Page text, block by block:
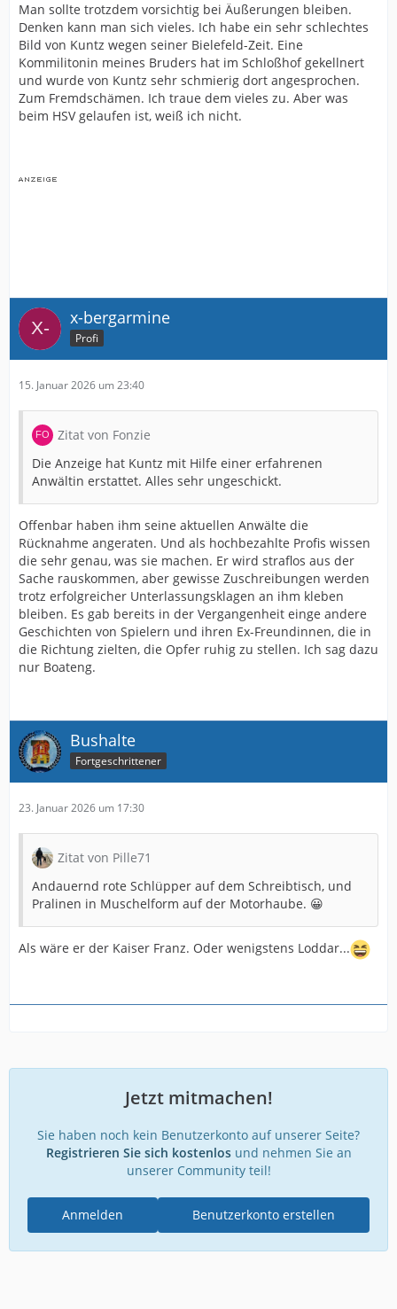
Man sollte trotzdem vorsichtig bei Äußerungen bleiben.
Denken kann man sich vieles. Ich habe ein sehr schlechtes
Bild von Kuntz wegen seiner Bielefeld-Zeit. Eine
Kommilitonin meines Bruders hat im Schloßhof gekellnert
und wurde von Kuntz sehr schmierig dort angesprochen.
Zum Fremdschämen. Ich traue dem vieles zu. Aber was
beim HSV gelaufen ist, weiß ich nicht.
x-bergarmine
Profi
15. Januar 2026 um 23:40
Zitat von Fonzie
Die Anzeige hat Kuntz mit Hilfe einer erfahrenen
Anwältin erstattet. Alles sehr ungeschickt.
Offenbar haben ihm seine aktuellen Anwälte die
Rücknahme angeraten. Und als hochbezahlte Profis wissen
die sehr genau, was sie machen. Er wird straflos aus der
Sache rauskommen, aber gewisse Zuschreibungen werden
trotz erfolgreicher Unterlassungsklagen an ihm kleben
bleiben. Es gab bereits in der Vergangenheit einge andere
Geschichten von Spielern und ihren Ex-Freundinnen, die in
die Richtung zielten, die Opfer ruhig zu stellen. Ich sag dazu
nur Boateng.
Bushalte
Fortgeschrittener
23. Januar 2026 um 17:30
Zitat von Pille71
Andauernd rote Schlüpper auf dem Schreibtisch, und
Pralinen in Muschelform auf der Motorhaube. 😀
Als wäre er der Kaiser Franz. Oder wenigstens Loddar...
Jetzt mitmachen!
Sie haben noch kein Benutzerkonto auf unserer Seite?
Registrieren Sie sich kostenlosund nehmen Sie an
unserer Community teil!
Benutzerkonto erstellen
Anmelden